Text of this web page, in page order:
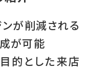
が削減される
が可能
的とした来店